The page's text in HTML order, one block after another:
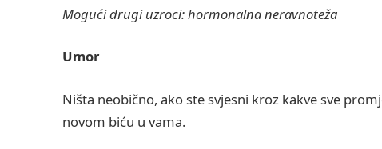
Mogući drugi uzroci: hormonalna neravnoteža
Umor
Ništa neobično, ako ste svjesni kroz kakve sve
novom biću u vama.